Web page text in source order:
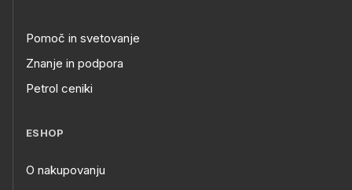
Pomoč in svetovanje
Znanje in podpora
Petrol ceniki
ESHOP
O nakupovanju